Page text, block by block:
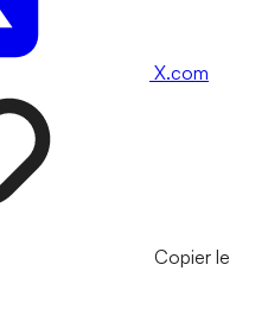
X.com
Copier le